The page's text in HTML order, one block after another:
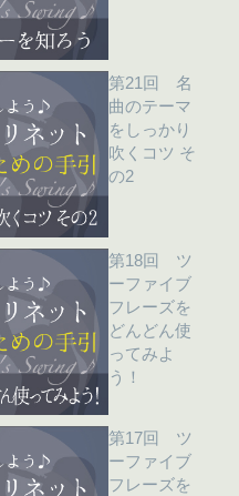
第21回 名
曲のテーマ
をしっかり
吹くコツ そ
の2
第18回 ツ
ーファイブ
フレーズを
どんどん使
ってみよ
う！
第17回 ツ
ーファイブ
フレーズを